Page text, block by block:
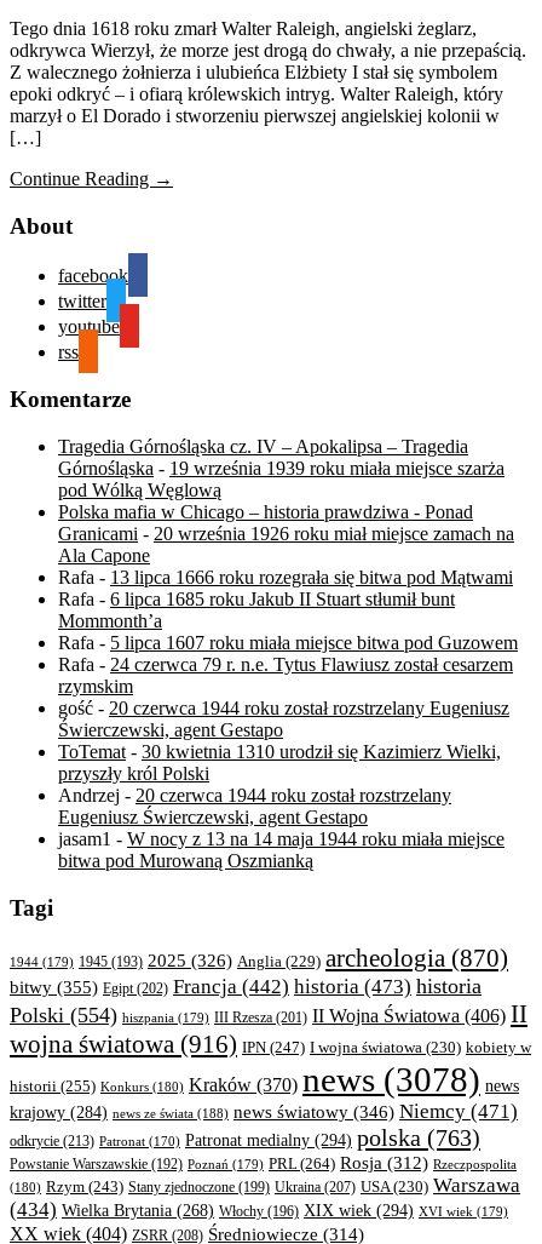
Tego dnia 1618 roku zmarł Walter Raleigh, angielski żeglarz,
odkrywca Wierzył, że morze jest drogą do chwały, a nie przepaścią.
Z walecznego żołnierza i ulubieńca Elżbiety I stał się symbolem
epoki odkryć – i ofiarą królewskich intryg. Walter Raleigh, który
marzył o El Dorado i stworzeniu pierwszej angielskiej kolonii w
[…]
Continue Reading →
About
facebook
twitter
youtube
rss
Komentarze
Tragedia Górnośląska cz. IV – Apokalipsa – Tragedia
Górnośląska - 19 września 1939 roku miała miejsce szarża
pod Wólką Węglową
Polska mafia w Chicago – historia prawdziwa - Ponad
Granicami - 20 września 1926 roku miał miejsce zamach na
Ala Capone
Rafa - 13 lipca 1666 roku rozegrała się bitwa pod Mątwami
Rafa - 6 lipca 1685 roku Jakub II Stuart stłumił bunt
Mommonth’a
Rafa - 5 lipca 1607 roku miała miejsce bitwa pod Guzowem
Rafa - 24 czerwca 79 r. n.e. Tytus Flawiusz został cesarzem
rzymskim
gość - 20 czerwca 1944 roku został rozstrzelany Eugeniusz
Świerczewski, agent Gestapo
ToTemat - 30 kwietnia 1310 urodził się Kazimierz Wielki,
przyszły król Polski
Andrzej - 20 czerwca 1944 roku został rozstrzelany
Eugeniusz Świerczewski, agent Gestapo
jasam1 - W nocy z 13 na 14 maja 1944 roku miała miejsce
bitwa pod Murowaną Oszmianką
Tagi
1944 (179) 1945 (193) 2025 (326) Anglia (229) archeologia (870)
bitwy (355) Egipt(202) Francja (442) historia (473) historia
Polski (554) hiszpania (179) III Rzesza (201) II Wojna Światowa (406) II
wojna światowa (916) IPN (247) I wojna światowa (230) kobiety w
historii (255) Konkurs (180) Kraków (370) news (3078) news
krajowy (284) news ze świata (188) news światowy (346) Niemcy (471)
odkrycie (213) Patronat (170) Patronat medialny (294) polska (763)
Powstanie Warszawskie (192) Poznań (179) PRL(264) Rosja (312) Rzeczpospolita
(180) Rzym (243) Stany zjednoczone (199) Ukraina (207) USA(230) Warszawa
(434) Wielka Brytania (268) Włochy (196) XIX wiek (294) XVI wiek (179)
XX wiek (404) ZSRR (208) Średniowiecze (314)